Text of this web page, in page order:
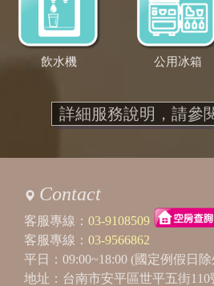
飲水機 公用冰箱
詳細服務說明，請參
Contact
客服專線： 03-9108509
客服專線： 03-9566862
平日：09:00~18:00 (國定例假日
地址：台南市安平區世平五街110